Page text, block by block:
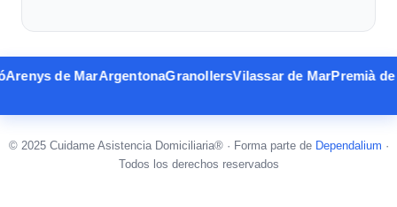
de MarArgentonaGranollersVilassar de MarPremià de
© 2025 Cuidame Asistencia Domiciliaria® · Forma parte de Dependalium ·
Todos los derechos reservados